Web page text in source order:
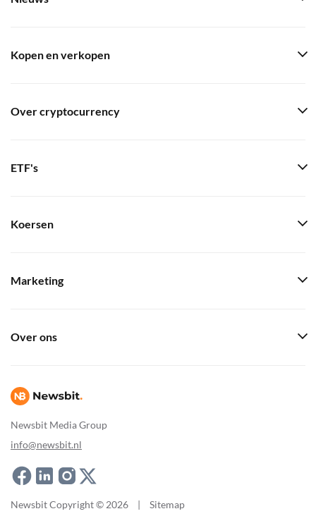
Newsbit Media Group
info@newsbit.nl
Kopen en verkopen
Over cryptocurrency
ETF's
Koersen
Marketing
Over ons
Newsbit Copyright © 2026 | Sitemap